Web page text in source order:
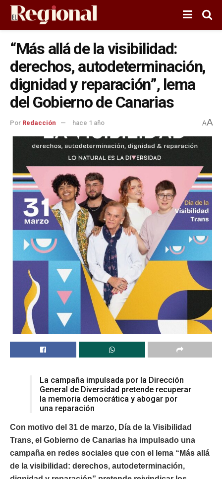
“Más allá de la visibilidad:
derechos, autodeterminación,
dignidad y reparación”, lema
del Gobierno de Canarias
Por Redacción hace 1 año AA
La campaña impulsada por la Dirección
General de Diversidad pretende recuperar
la memoria democrática y abogar por
una reparación
Con motivo del 31 de marzo, Día de la Visibilidad
Trans, el Gobierno de Canarias ha impulsado una
campaña en redes sociales que con el lema “Más allá
de la visibilidad: derechos, autodeterminación,